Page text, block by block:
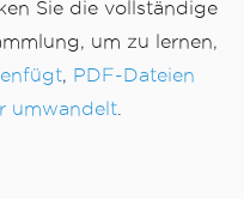
Sie die vollständige
um zu lernen,
, PDF-Dateien
umwandelt